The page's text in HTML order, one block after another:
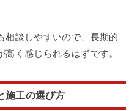
相談しやすいので、長期的
く感じられるはずです。
施工の選び方